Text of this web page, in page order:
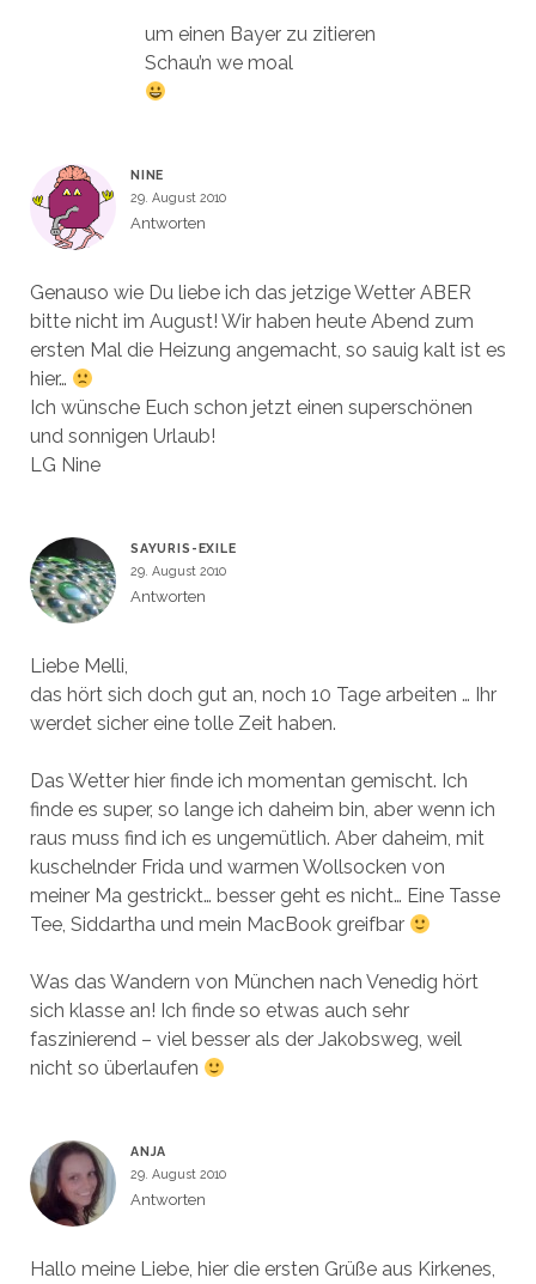
um einen Bayer zu zitieren
Schau’n we moal
NINE
29. August 2010
Antworten
Genauso wie Du liebe ich das jetzige Wetter ABER
bitte nicht im August! Wir haben heute Abend zum
ersten Mal die Heizung angemacht, so sauig kalt ist es
hier…
Ich wünsche Euch schon jetzt einen superschönen
und sonnigen Urlaub!
LG Nine
SAYURIS-EXILE
29. August 2010
Antworten
Liebe Melli,
das hört sich doch gut an, noch 10 Tage arbeiten … Ihr
werdet sicher eine tolle Zeit haben.
Das Wetter hier finde ich momentan gemischt. Ich
finde es super, so lange ich daheim bin, aber wenn ich
raus muss find ich es ungemütlich. Aber daheim, mit
kuschelnder Frida und warmen Wollsocken von
meiner Ma gestrickt… besser geht es nicht… Eine Tasse
Tee, Siddartha und mein MacBook greifbar
Was das Wandern von München nach Venedig hört
sich klasse an! Ich finde so etwas auch sehr
faszinierend – viel besser als der Jakobsweg, weil
nicht so überlaufen
ANJA
29. August 2010
Antworten
Hallo meine Liebe, hier die ersten Grüße aus Kirkenes,